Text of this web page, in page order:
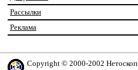
Рассылки
Реклама
Copyright © 2000-2002 Нетоскоп